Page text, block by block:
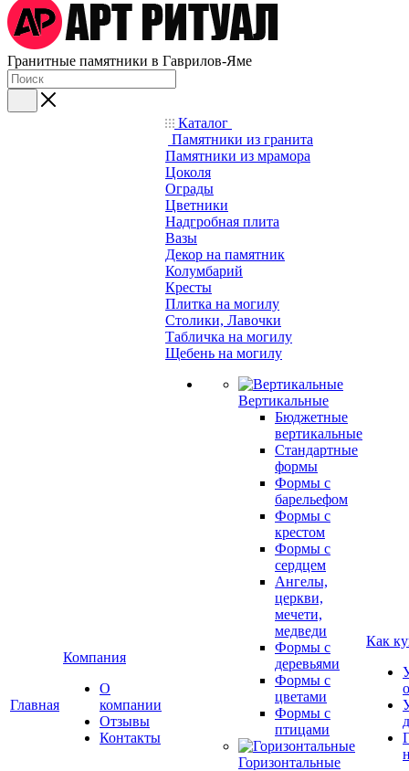
Гранитные памятники в Гаврилов-Яме
Главная
Компания
О
компании
Отзывы
Контакты
Каталог
Памятники из гранита
Памятники из мрамора
Цоколя
Ограды
Цветники
Надгробная плита
Вазы
Декор на памятник
Колумбарий
Кресты
Плитка на могилу
Столики, Лавочки
Табличка на могилу
Щебень на могилу
Вертикальные
Бюджетные
вертикальные
Стандартные
формы
Формы с
барельефом
Формы с
крестом
Формы с
сердцем
Ангелы,
церкви,
мечети,
медведи
Формы с
деревьями
Формы с
цветами
Формы с
птицами
Горизонтальные
Как